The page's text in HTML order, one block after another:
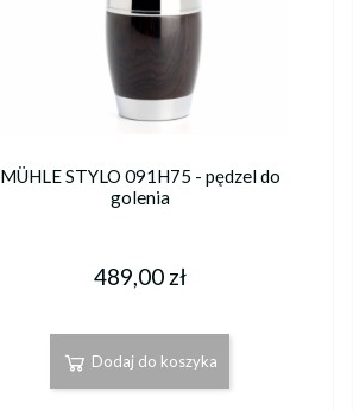
MÜHLE STYLO 091H75 - pędzel do
golenia
489,00 zł
Dodaj do koszyka